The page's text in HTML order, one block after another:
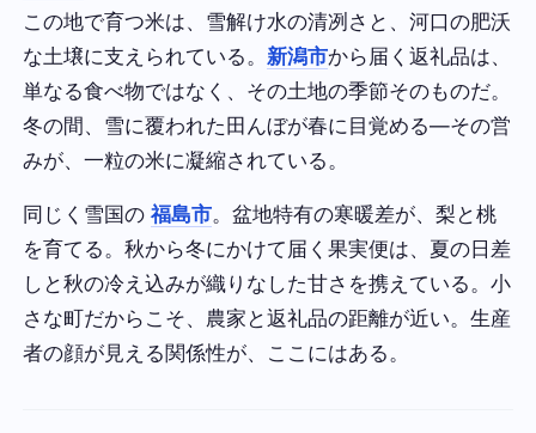
この地で育つ米は、雪解け水の清冽さと、河口の肥沃
な土壌に支えられている。 新潟市から届く返礼品は、
単なる食べ物ではなく、その土地の季節そのものだ。
冬の間、雪に覆われた田んぼが春に目覚める—その営
みが、一粒の米に凝縮されている。
同じく雪国の福島市。盆地特有の寒暖差が、梨と桃
を育てる。秋から冬にかけて届く果実便は、夏の日差
しと秋の冷え込みが織りなした甘さを携えている。小
さな町だからこそ、農家と返礼品の距離が近い。生産
者の顔が見える関係性が、ここにはある。